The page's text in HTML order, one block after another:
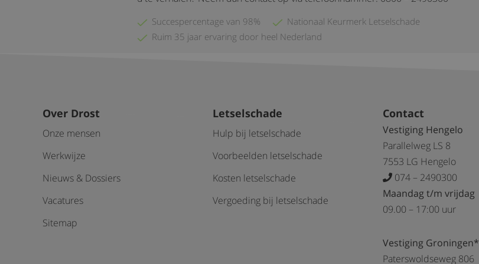
Succespercentage van 98%
Nationaal Keurmerk Letselschade
Ruim 35 jaar ervaring door heel Nederland
Over Drost
Onze mensen
Werkwijze
Nieuws & Dossiers
Vacatures
Sitemap
Letselschade
Hulp bij letselschade
Voorbeelden letselschade
Kosten letselschade
Vergoeding bij letselschade
Contact
Vestiging Hengelo
Parallelweg LS 8
7553 LG Hengelo
074 – 2490300
Maandag t/m vrijdag
09.00 – 17:00 uur
Vestiging Groningen*
Paterswoldseweg 806